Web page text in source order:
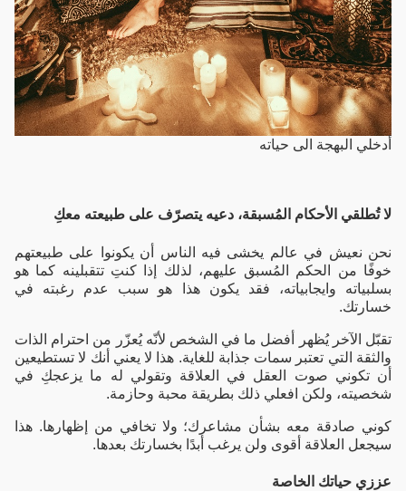
أدخلي البهجة الى حياته
لا تُطلقي الأحكام المُسبقة، دعيه يتصرّف على طبيعته معكِ
نحن نعيش في عالم يخشى فيه الناس أن يكونوا على طبيعتهم
خوفًا من الحكم المُسبق عليهم، لذلك إذا كنتِ تتقبلينه كما هو
بسلبياته وايجابياته، فقد يكون هذا هو سبب عدم رغبته في
خسارتك.
تقبّل الآخر يُظهر أفضل ما في الشخص لأنّه يُعزّر من احترام الذات
والثقة التي تعتبر سمات جذابة للغاية. هذا لا يعني أنك لا تستطيعين
أن تكوني صوت العقل في العلاقة وتقولي له ما يزعجكِ في
شخصيته، ولكن افعلي ذلك بطريقة محبة وحازمة.
كوني صادقة معه بشأن مشاعرك؛ ولا تخافي من إظهارها. هذا
سيجعل العلاقة أقوى ولن يرغب أبدًا بخسارتك بعدها.
عززي حياتك الخاصة